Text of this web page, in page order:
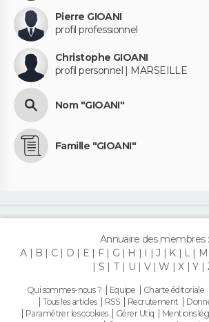
Pierre GIOANI
profil professionnel
Christophe GIOANI
profil personnel | MARSEILLE
Nom "GIOANI"
Famille "GIOANI"
Annuaire des membres :
A
B C D E F G H I J K L M
S
T U V W X Y
Qui sommes-nous ? Equipe Charte éditoriale
Tous les articles
RSS Recrutement
Paramétrer les cookies
Gérer Utiq Mentions